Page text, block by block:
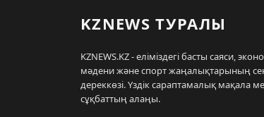
KZNEWS ТУРАЛЫ
KZNEWS.KZ - еліміздегі басты саяси,
мәдени және спорт жаңалықтарының
дереккөзі. Үздік сараптамалық мақала
сұқбаттың алаңы.